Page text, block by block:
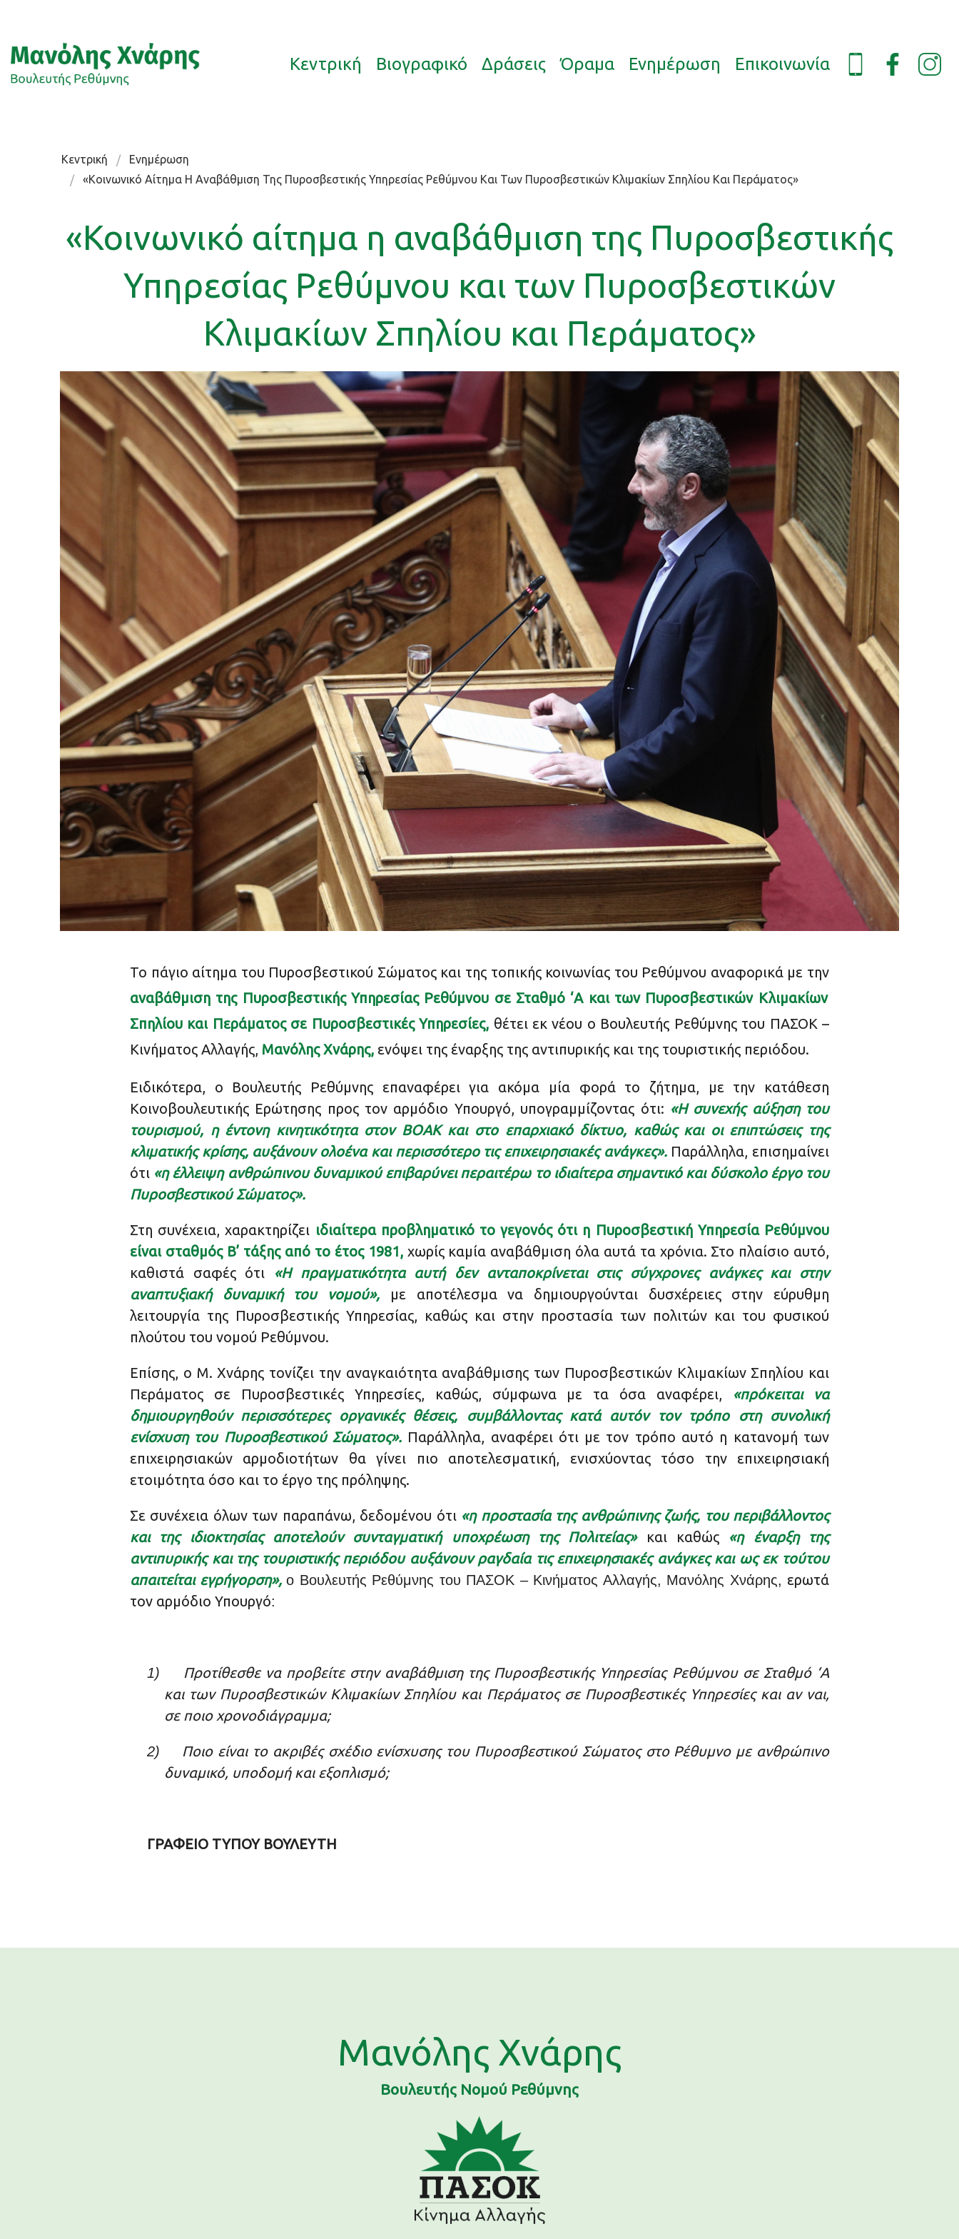
Κεντρική Βιογραφικό Δράσεις Όραμα Ενημέρωση Επικοινωνία
Κεντρική
Ενημέρωση
«Κοινωνικό Αίτημα Η Αναβάθμιση Της Πυροσβεστικής Υπηρεσίας Ρεθύμνου Και Των Πυροσβεστικών Κλιμακίων Σπηλίου Και Περάματος»
«Κοινωνικό αίτημα η αναβάθμιση της Πυροσβεστικής
Υπηρεσίας Ρεθύμνου και των Πυροσβεστικών
Κλιμακίων Σπηλίου και Περάματος»
Το πάγιο αίτημα του Πυροσβεστικού Σώματος και της τοπικής κοινωνίας του Ρεθύμνου αναφορικά με την
αναβάθμιση της Πυροσβεστικής Υπηρεσίας Ρεθύμνου σε Σταθμό ‘Α και των Πυροσβεστικών Κλιμακίων
Σπηλίου και Περάματος σε Πυροσβεστικές Υπηρεσίες, θέτει εκ νέου ο Βουλευτής Ρεθύμνης του ΠΑΣΟΚ –
Κινήματος Αλλαγής, Μανόλης Χνάρης, ενόψει της έναρξης της αντιπυρικής και της τουριστικής περιόδου.
Ειδικότερα, ο Βουλευτής Ρεθύμνης επαναφέρει για ακόμα μία φορά το ζήτημα, με την κατάθεση
Κοινοβουλευτικής Ερώτησης προς τον αρμόδιο Υπουργό, υπογραμμίζοντας ότι: «Η συνεχής αύξηση του
τουρισμού, η έντονη κινητικότητα στον ΒΟΑΚ και στο επαρχιακό δίκτυο, καθώς και οι επιπτώσεις της
κλιματικής κρίσης, αυξάνουν ολοένα και περισσότερο τις επιχειρησιακές ανάγκες». Παράλληλα, επισημαίνει
ότι «η έλλειψη ανθρώπινου δυναμικού επιβαρύνει περαιτέρω το ιδιαίτερα σημαντικό και δύσκολο έργο του
Πυροσβεστικού Σώματος».
Στη συνέχεια, χαρακτηρίζει ιδιαίτερα προβληματικό το γεγονός ότι η Πυροσβεστική Υπηρεσία Ρεθύμνου
είναι σταθμός Β’ τάξης από το έτος 1981,χωρίς καμία αναβάθμιση όλα αυτά τα χρόνια. Στο πλαίσιο αυτό,
καθιστά σαφές ότι «Η πραγματικότητα αυτή δεν ανταποκρίνεται στις σύγχρονες ανάγκες και στην
αναπτυξιακή δυναμική του νομού», με αποτέλεσμα να δημιουργούνται δυσχέρειες στην εύρυθμη
λειτουργία της Πυροσβεστικής Υπηρεσίας, καθώς και στην προστασία των πολιτών και του φυσικού
πλούτου του νομού Ρεθύμνου.
Επίσης, ο Μ. Χνάρης τονίζει την αναγκαιότητα αναβάθμισης των Πυροσβεστικών Κλιμακίων Σπηλίου και
Περάματος σε Πυροσβεστικές Υπηρεσίες, καθώς, σύμφωνα με τα όσα αναφέρει, «πρόκειται να
δημιουργηθούν περισσότερες οργανικές θέσεις, συμβάλλοντας κατά αυτόν τον τρόπο στη συνολική
ενίσχυση του Πυροσβεστικού Σώματος».Παράλληλα, αναφέρει ότι με τον τρόπο αυτό η κατανομή των
επιχειρησιακών αρμοδιοτήτων θα γίνει πιο αποτελεσματική, ενισχύοντας τόσο την επιχειρησιακή
ετοιμότητα όσο και το έργο της πρόληψης.
Σε συνέχεια όλων των παραπάνω, δεδομένου ότι «η προστασία της ανθρώπινης ζωής, του περιβάλλοντος
και της ιδιοκτησίας αποτελούν συνταγματική υποχρέωση της Πολιτείας»και καθώς «η έναρξη της
αντιπυρικής και της τουριστικής περιόδου αυξάνουν ραγδαία τις επιχειρησιακές ανάγκες και ως εκ τούτου
απαιτείται εγρήγορση», ο Βουλευτής Ρεθύμνης του ΠΑΣΟΚ – Κινήματος Αλλαγής, Μανόλης Χνάρης, ερωτά
τον αρμόδιο Υπουργό:
1)
Προτίθεσθε να προβείτε στην αναβάθμιση της Πυροσβεστικής Υπηρεσίας Ρεθύμνου σε Σταθμό ‘Α
και των Πυροσβεστικών Κλιμακίων Σπηλίου και Περάματος σε Πυροσβεστικές Υπηρεσίες και αν ναι,
σε ποιο χρονοδιάγραμμα;
2) Ποιο είναι το ακριβές σχέδιο ενίσχυσης του Πυροσβεστικού Σώματος στο Ρέθυμνο με ανθρώπινο
δυναμικό, υποδομή και εξοπλισμό;
ΓΡΑΦΕΙΟ ΤΥΠΟΥ ΒΟΥΛΕΥΤΗ
Μανόλης Χνάρης
Βουλευτής Νομού Ρεθύμνης